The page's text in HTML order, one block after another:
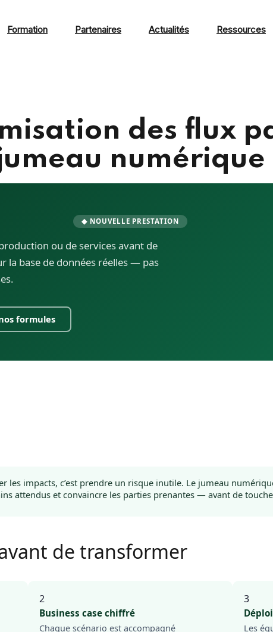
Formation Partenaires Actualités Ressources
des flux
numérique
◆ NOUVELLE PRESTATION
ou de services avant de
la base de données réelles — pas
formules
les impacts, c’est prendre un risque inutile. Le jumeau
attendus et convaincre les parties prenantes — avant de
de transformer
2
Business case chiffré
Chaque scénario est accompagné
3
Les